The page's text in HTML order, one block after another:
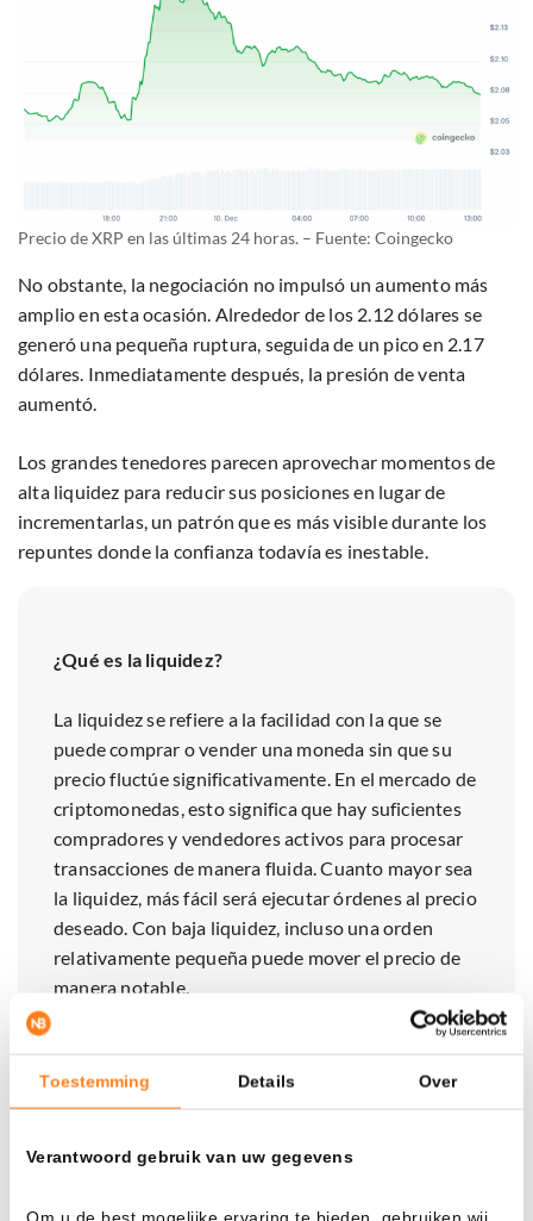
Toestemming Details Over
Verantwoord gebruik van uw gegevens
Precio de XRP en las últimas 24 horas. – Fuente: Coingecko
No obstante, la negociación no impulsó un aumento más
amplio en esta ocasión. Alrededor de los 2.12 dólares se
generó una pequeña ruptura, seguida de un pico en 2.17
dólares. Inmediatamente después, la presión de venta
aumentó.
Los grandes tenedores parecen aprovechar momentos de
alta liquidez para reducir sus posiciones en lugar de
incrementarlas, un patrón que es más visible durante los
repuntes donde la confianza todavía es inestable.
¿Qué es la liquidez?
La liquidez se refiere a la facilidad con la que se
puede comprar o vender una moneda sin que su
precio fluctúe significativamente. En el mercado de
criptomonedas, esto significa que hay suficientes
compradores y vendedores activos para procesar
transacciones de manera fluida. Cuanto mayor sea
la liquidez, más fácil será ejecutar órdenes al precio
deseado. Con baja liquidez, incluso una orden
relativamente pequeña puede mover el precio de
manera notable.
El precio se movió luego nuevamente hacia el rango de 2.09
varias veces como soporte. Desde ese nivel no se produjo
negoció un volumen superior al 184 por ciento del